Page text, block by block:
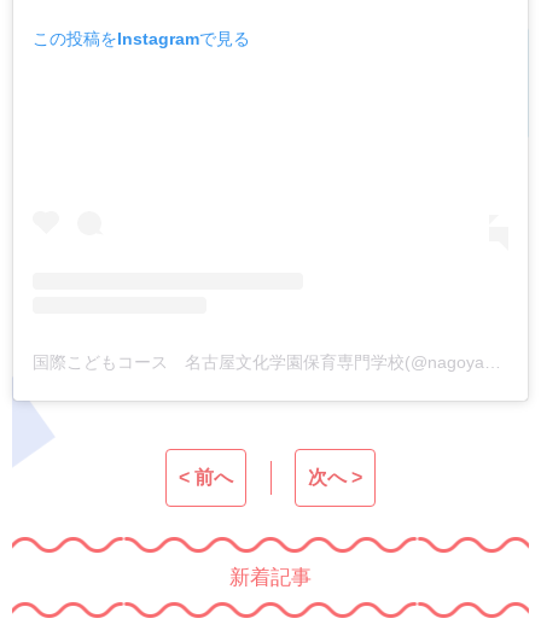
この投稿をInstagramで見る
< 前へ 次へ >
新着記事